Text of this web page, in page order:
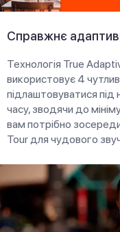
Справжнє
Технологія True
використовує 4
підлаштовуватися під
часу, зводячи до
вам потрібно
Tour для чудового